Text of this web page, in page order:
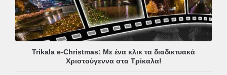
Trikala e-Christmas: Με ένα κλικ τα διαδικτυακά
Χριστούγεννα στα Τρίκαλα!